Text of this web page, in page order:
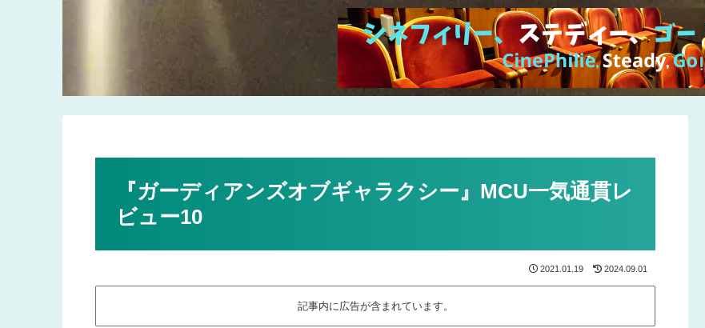
『ガーディアンズオブギャラクシー』MCU一気通貫レ
ビュー10
2021.01.19 2024.09.01
記事内に広告が含まれています。